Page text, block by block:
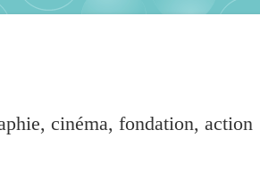
cinéma, fondation, action